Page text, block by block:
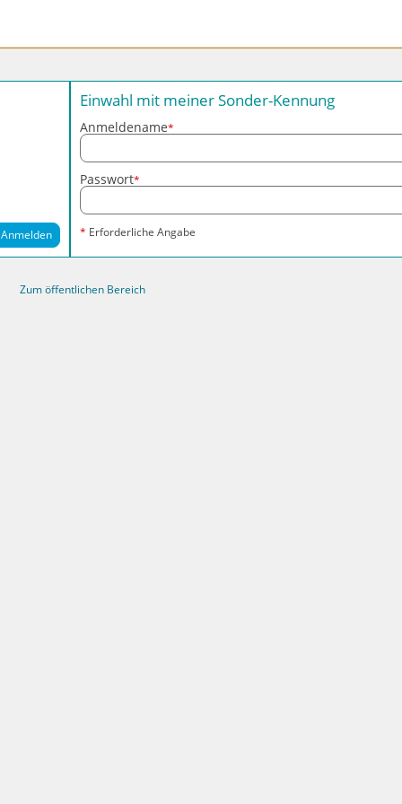
Anmelden
Einwahl mit meiner Sonder-Kennung
Anmeldename*
Passwort*
* Erforderliche Angabe
Zum öffentlichen Bereich